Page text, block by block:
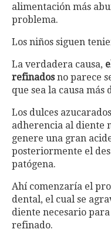
alimentación más
problema.
Los niños siguen
La verdadera causa,
refinadosno parece
que sea la causa más
Los dulces
adherencia al diente
genere una gran
posteriormente el
patógena.
Ahí comenzaría el
dental, el cual se
diente necesario
refinado.